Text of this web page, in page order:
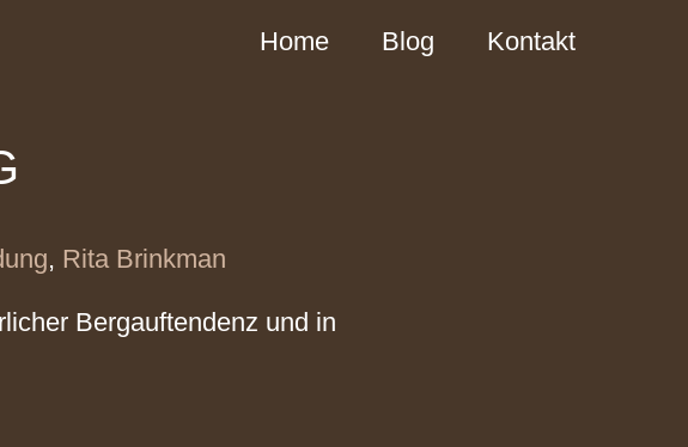
Home Blog Kontakt
, Rita Brinkman
Bergauftendenz und in